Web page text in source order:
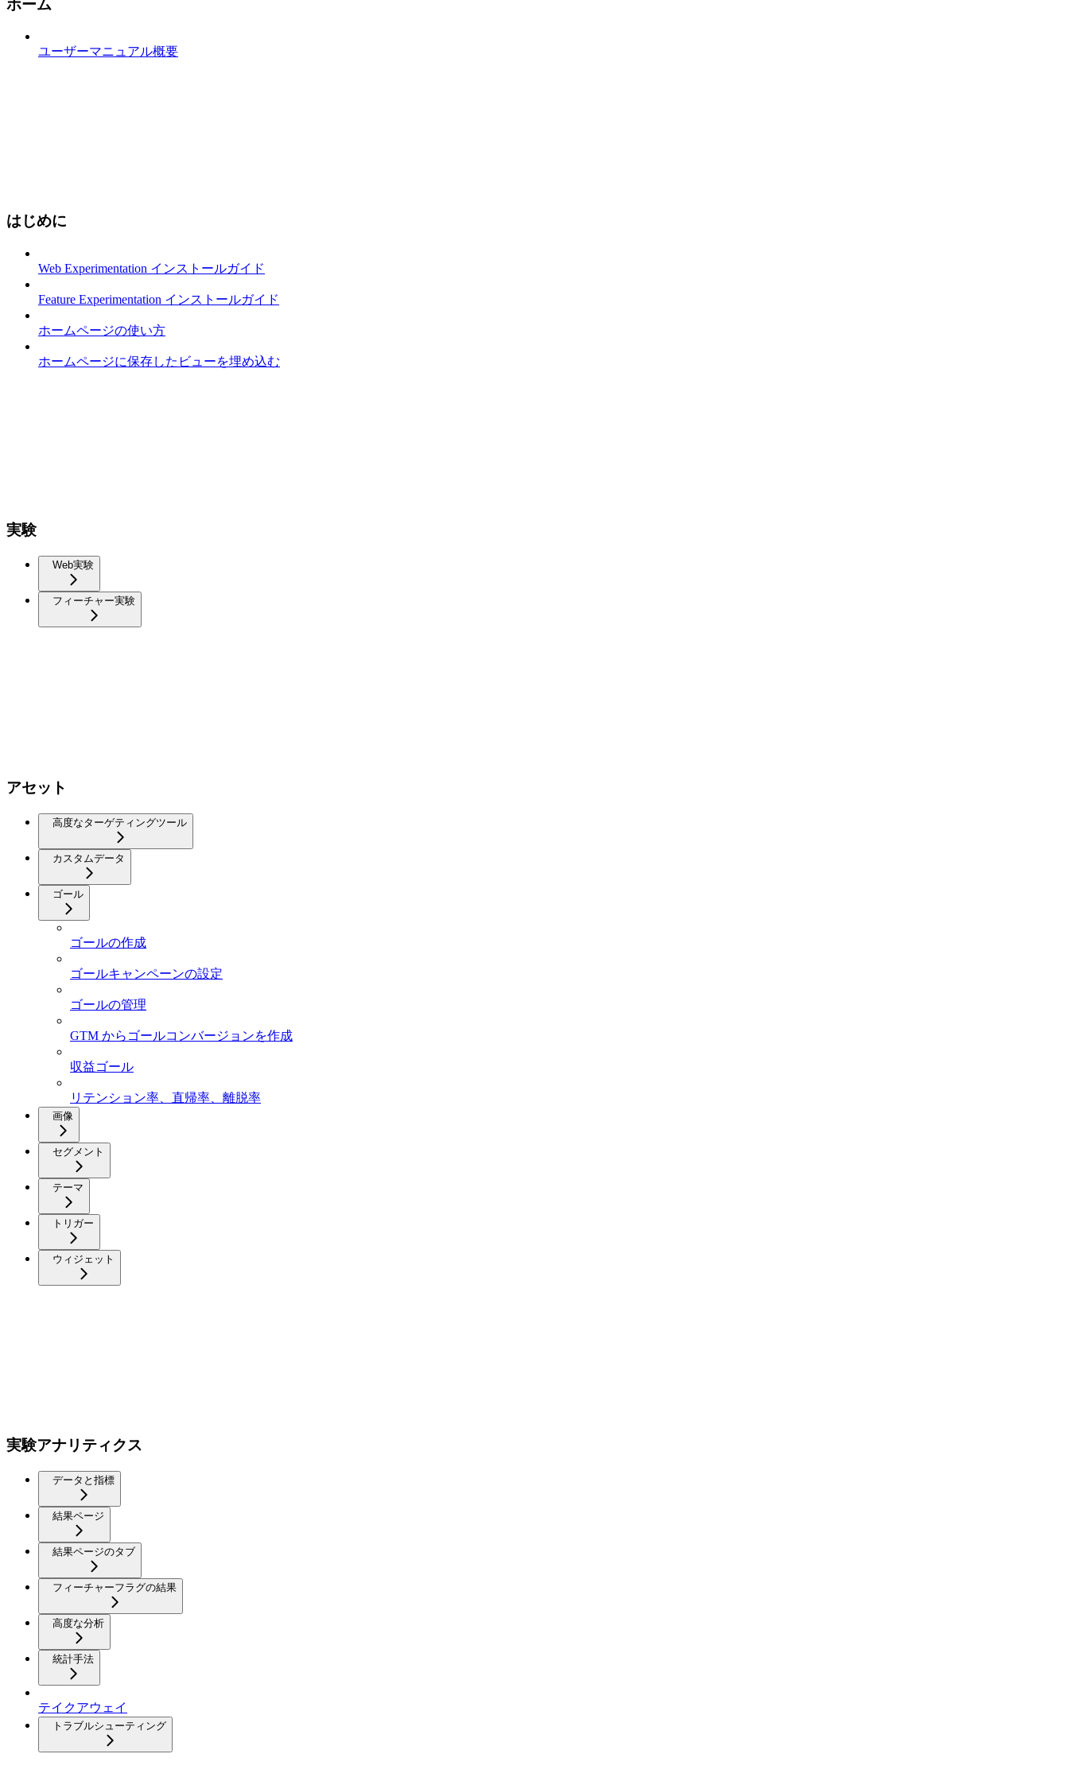
ホーム
ユーザーマニュアル概要
はじめに
Web Experimentation インストールガイド
Feature Experimentation インストールガイド
ホームページの使い方
ホームページに保存したビューを埋め込む
実験
Web実験
フィーチャー実験
アセット
高度なターゲティングツール
カスタムデータ
ゴール
ゴールの作成
ゴールキャンペーンの設定
ゴールの管理
GTM からゴールコンバージョンを作成
収益ゴール
リテンション率、直帰率、離脱率
画像
セグメント
テーマ
トリガー
ウィジェット
実験アナリティクス
データと指標
結果ページ
結果ページのタブ
フィーチャーフラグの結果
高度な分析
統計手法
テイクアウェイ
トラブルシューティング